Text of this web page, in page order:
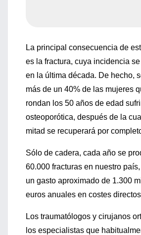
La principal consecuencia de
es la fractura, cuya incidencia
en la última década. De hecho,
más de un 40% de las mujeres
rondan los 50 años de edad
osteoporótica, después de la
mitad se recuperará por
Sólo de cadera, cada año se
60.000 fracturas en nuestro
un gasto aproximado de 1.300
euros anuales en costes
Los traumatólogos y cirujanos
los especialistas que